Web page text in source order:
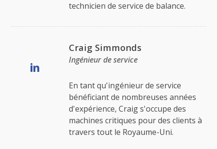
technicien de service de balance.
Craig Simmonds
Ingénieur de service
En tant qu'ingénieur de service
bénéficiant de nombreuses années
d'expérience, Craig s'occupe des
machines critiques pour des clients à
travers tout le Royaume-Uni.